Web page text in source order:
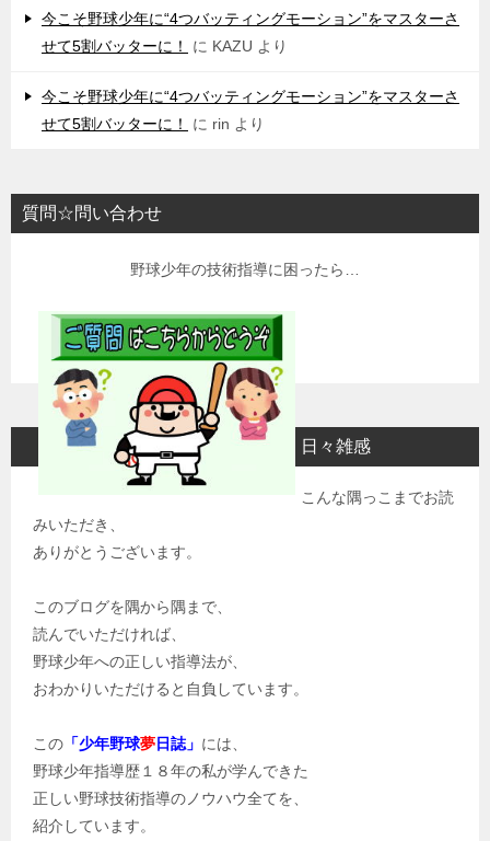
今こそ野球少年に“4つバッティングモーション”をマスターさ
せて5割バッターに！
に KAZU より
今こそ野球少年に“4つバッティングモーション”をマスターさ
せて5割バッターに！
に rin より
質問☆問い合わせ
野球少年の技術指導に困ったら…
日々雑感
こんな隅っこまでお読
みいただき、
ありがとうございます。
このブログを隅から隅まで、
読んでいただければ、
野球少年への正しい指導法が、
おわかりいただけると自負しています。
この 「少年野球夢日誌」 には、
野球少年指導歴１８年の私が学んできた
正しい野球技術指導のノウハウ全てを、
紹介しています。